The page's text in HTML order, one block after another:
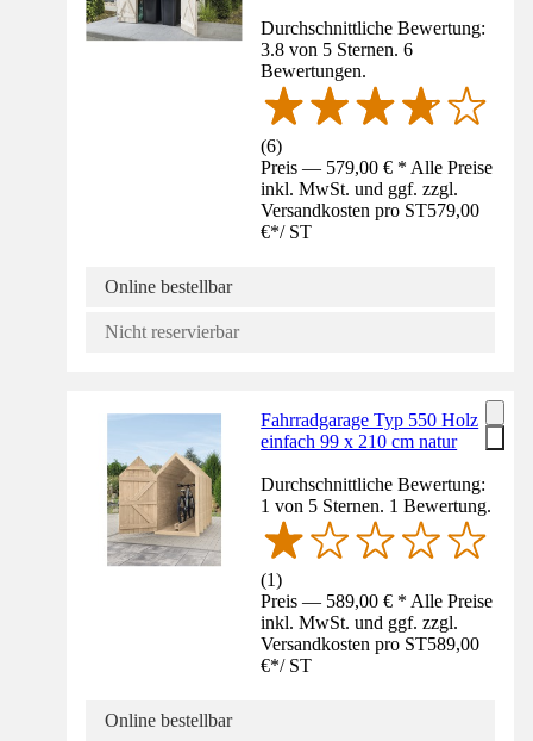
Durchschnittliche Bewertung:
3.8 von 5 Sternen. 6
Bewertungen.
(6)
Preis — 579,00 € * Alle Preise
inkl. MwSt. und ggf. zzgl.
Versandkosten pro ST579,00
€*/ ST
Online bestellbar
Nicht reservierbar
Fahrradgarage Typ 550 Holz
einfach 99 x 210 cm natur
Durchschnittliche Bewertung:
1 von 5 Sternen. 1 Bewertung.
(1)
Preis — 589,00 € * Alle Preise
inkl. MwSt. und ggf. zzgl.
Versandkosten pro ST589,00
€*/ ST
Online bestellbar